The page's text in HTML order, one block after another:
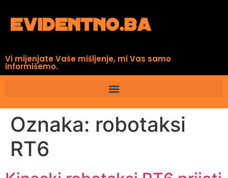
Vi mijenjate Vaše mišljenje, mi Vas samo
informišemo.
Oznaka: robotaksi
RT6